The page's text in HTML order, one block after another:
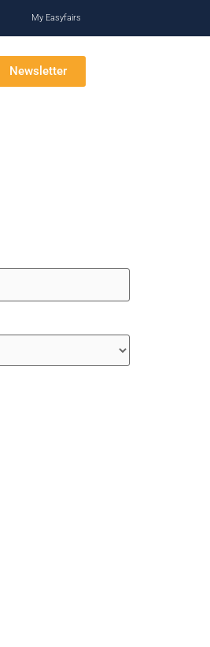
My Easyfairs
Newsletter